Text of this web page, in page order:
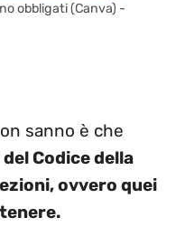
obbligati (Canva) -
sanno è che
Codice della
ovvero quei